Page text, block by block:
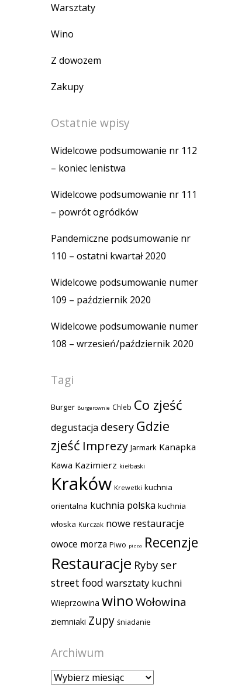
Warsztaty
Wino
Z dowozem
Zakupy
Ostatnie wpisy
Widelcowe podsumowanie nr 112
– koniec lenistwa
Widelcowe podsumowanie nr 111
– powrót ogródków
Pandemiczne podsumowanie nr
110 – ostatni kwartał 2020
Widelcowe podsumowanie numer
109 – październik 2020
Widelcowe podsumowanie numer
108 – wrzesień/październik 2020
Tagi
Burger Burgerownie Chleb Co zjeść
degustacja desery Gdzie
zjeść Imprezy Jarmark Kanapka
Kawa Kazimierz kiełbaski
Kraków Krewetki kuchnia
orientalna kuchnia polska kuchnia
włoska Kurczak nowe restauracje
owoce morza Piwo pizza Recenzje
Restauracje Ryby ser
street food warsztaty kuchni
Wieprzowina winoWołowina
ziemniaki Zupy śniadanie
Archiwum
Archiwum